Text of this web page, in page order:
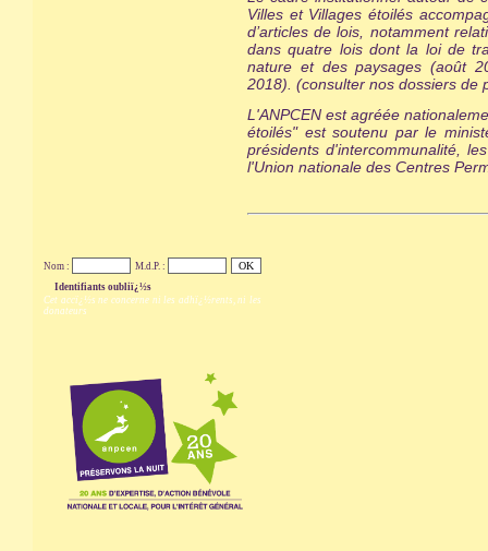
Villes et Villages étoilés ac
d’articles de lois, notamment
dans quatre lois dont la loi de
nature et des paysages (août
2018). (consulter nos dossiers de
L'ANPCEN est agréée
étoilés" estsoutenu par le
présidents d'intercommunalité,
l'Union nationale des Centres
Nom :
M.d.P. :
Identifiants oubliï¿½s
Cet accï¿½s ne concerne ni les adhï¿½rents, ni les
donateurs